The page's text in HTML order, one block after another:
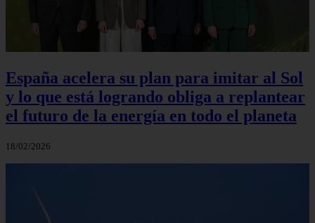
España acelera su plan para imitar al Sol
y lo que está logrando obliga a replantear
el futuro de la energía en todo el planeta
18/02/2026